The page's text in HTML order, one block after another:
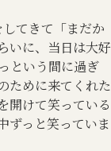
てきて「まだか
いに、当日は大好
という間に過ぎ
ために来てくれた
開けて笑っている
ずっと笑っていま